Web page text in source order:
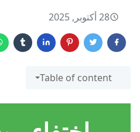
28 أكتوبر, 2025
Table of content